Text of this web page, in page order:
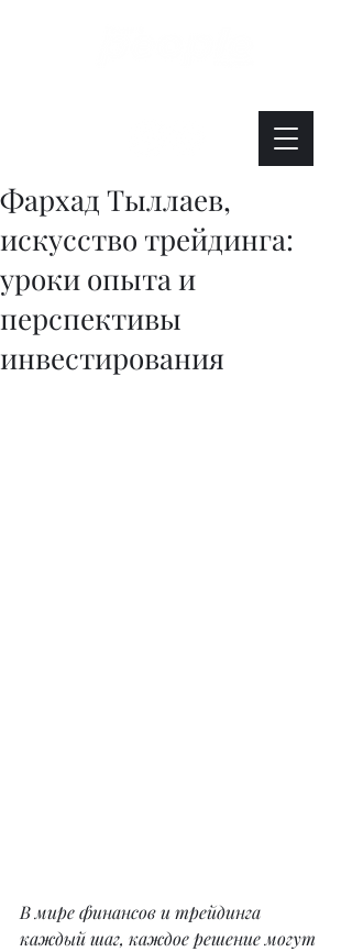
Фархад Тыллаев,
искусство трейдинга:
уроки опыта и
перспективы
инвестирования
В мире финансов и трейдинга
каждый шаг, каждое решение могут